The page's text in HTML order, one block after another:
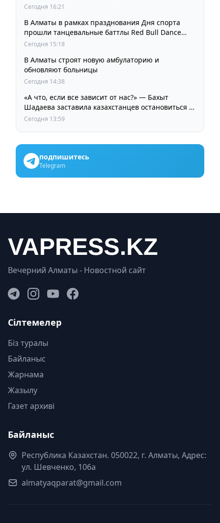
Сегодня 16:21
В Алматы в рамках празднования Дня спорта
прошли танцевальные баттлы Red Bull Dance
Your Style
Сегодня 15:18
В Алматы строят новую амбулаторию и
обновляют больницы
Сегодня 14:38
«А что, если все зависит от нас?» — Бахыт
Шадаева заставила казахстанцев остановиться и
задуматься
Сегодня 13:59
подпишитесь
Telegram
Вечерний Алматы - Новостной сайт
Сілтемелер
Біз туралы
Байланыс
Жарнама
Жазылу
Газет архиві
Байланыс
Республика Казахстан. 050022, г. Алматы, Адрес:
ул. Шевченко, 106а
almatyaqparat@gmail.com